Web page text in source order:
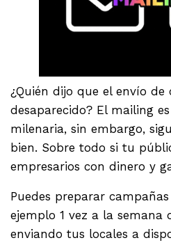
¿Quién dijo que el envío de
desaparecido? El mailing
milenaria, sin embargo,
bien. Sobre todo si tu
empresarios con dinero y
Puedes preparar
ejemplo 1 vez a la semana
enviando tus locales a